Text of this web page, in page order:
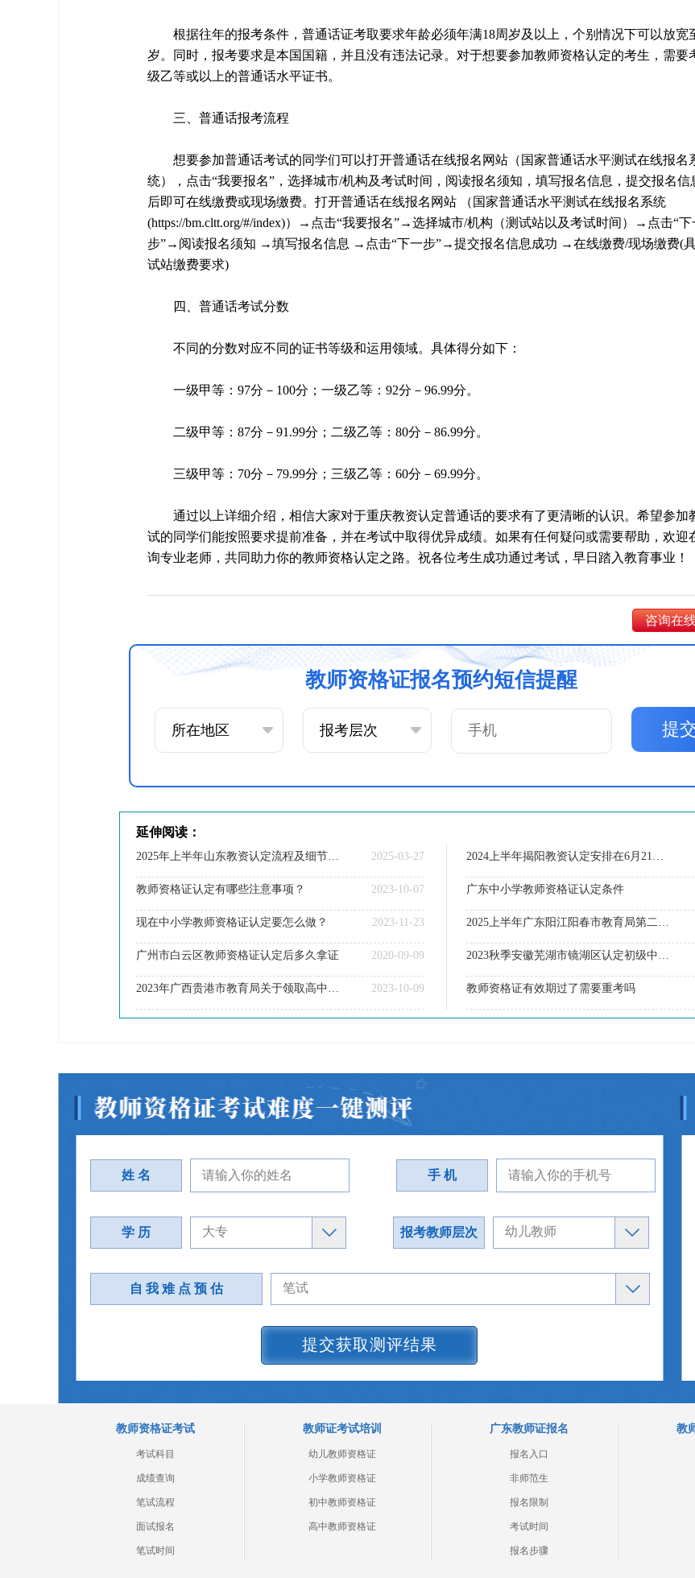
根据往年的报考条件，普通话证考取要求年龄必须年满18周岁及以上，个别情况下可以放宽
岁。同时，报考要求是本国国籍，并且没有违法记录。对于想要参加教师资格认定的考生，需要
级乙等或以上的普通话水平证书。
三、普通话报考流程
想要参加普通话考试的同学们可以打开普通话在线报名网站（国家普通话水平测试在线报名
统），点击“我要报名”，选择城市/机构及考试时间，阅读报名须知，填写报名信息，提交报名信
后即可在线缴费或现场缴费。打开普通话在线报名网站 （国家普通话水平测试在线报名系统
(https://bm.cltt.org/#/index)）→点击“我要报名”→选择城市/机构（测试站以及考试时间）→点击“下
步”→阅读报名须知 →填写报名信息 →点击“下一步”→提交报名信息成功 →在线缴费/现场缴费(
试站缴费要求)
四、普通话考试分数
不同的分数对应不同的证书等级和运用领域。具体得分如下：
一级甲等：97分－100分；一级乙等：92分－96.99分。
二级甲等：87分－91.99分；二级乙等：80分－86.99分。
三级甲等：70分－79.99分；三级乙等：60分－69.99分。
通过以上详细介绍，相信大家对于重庆教资认定普通话的要求有了更清晰的认识。希望参加
试的同学们能按照要求提前准备，并在考试中取得优异成绩。如果有任何疑问或需要帮助，欢迎
询专业老师，共同助力你的教师资格认定之路。祝各位考生成功通过考试，早日踏入教育事业！
咨询在
教师资格证报名预约短信提醒
提
延伸阅读：
2025-03-27
教师资格证认定有哪些注意事项？ 2023-10-07
现在中小学教师资格证认定要怎么做？ 2023-11-23
广州市白云区教师资格证认定后多久拿证 2020-09-09
2023-10-09
广东中小学教师资格证认定条件
教师资格证有效期过了需要重考吗
姓 名 手 机
学 历 报考教师层次
自 我 难 点 预 估
提交获取测评结果
教师资格证考试
考试科目
成绩查询
笔试流程
面试报名
笔试时间
教师证考试培训
幼儿教师资格证
小学教师资格证
初中教师资格证
高中教师资格证
广东教师证报名
报名入口
非师范生
报名限制
考试时间
报名步骤
教